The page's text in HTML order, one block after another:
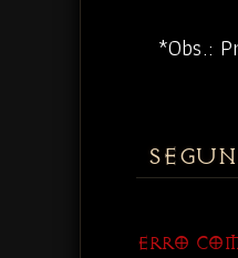
*Obs.:
ERRO